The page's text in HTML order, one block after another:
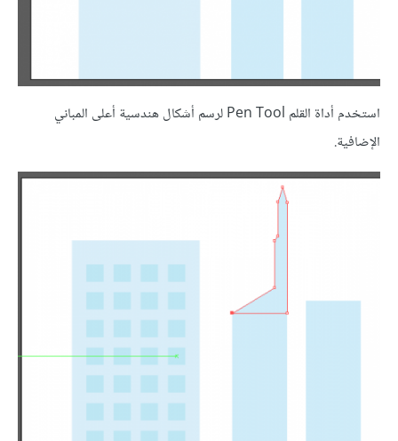
استخدم أداة القلم Pen Tool لرسم أشكال هندسية أعلى المباني
الإضافية.